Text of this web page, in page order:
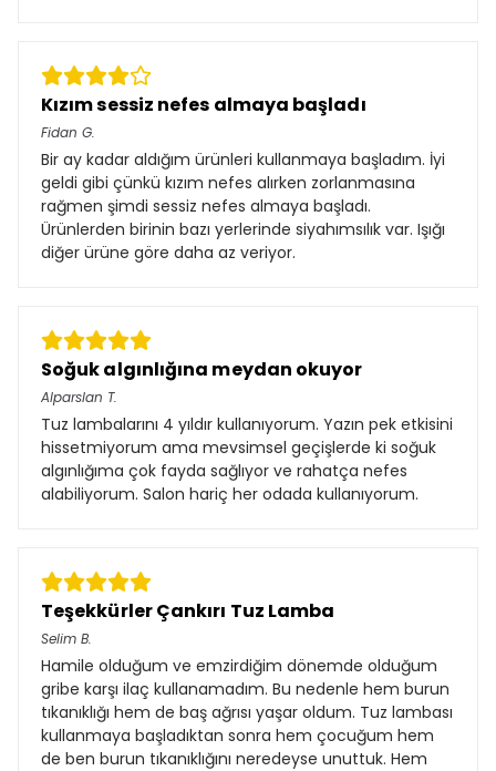
Kızım sessiz nefes almaya başladı
Fidan G.
Bir ay kadar aldığım ürünleri kullanmaya başladım. İyi
geldi gibi çünkü kızım nefes alırken zorlanmasına
rağmen şimdi sessiz nefes almaya başladı.
Ürünlerden birinin bazı yerlerinde siyahımsılık var. Işığı
diğer ürüne göre daha az veriyor.
Soğuk algınlığına meydan okuyor
Alparslan T.
Tuz lambalarını 4 yıldır kullanıyorum. Yazın pek etkisini
hissetmiyorum ama mevsimsel geçişlerde ki soğuk
algınlığıma çok fayda sağlıyor ve rahatça nefes
alabiliyorum. Salon hariç her odada kullanıyorum.
Teşekkürler Çankırı Tuz Lamba
Selim B.
Hamile olduğum ve emzirdiğim dönemde olduğum
gribe karşı ilaç kullanamadım. Bu nedenle hem burun
tıkanıklığı hem de baş ağrısı yaşar oldum. Tuz lambası
kullanmaya başladıktan sonra hem çocuğum hem
de ben burun tıkanıklığını neredeyse unuttuk. Hem